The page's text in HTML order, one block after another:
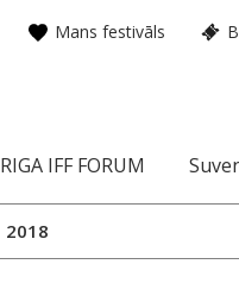
Mans festivāls
RIGA IFF FORUM
2018